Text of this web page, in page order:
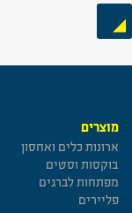
Previous
מוצרים
ארונות כלים ואחסון
בוקסות וסטים
מפתחות לברגים
פליירים